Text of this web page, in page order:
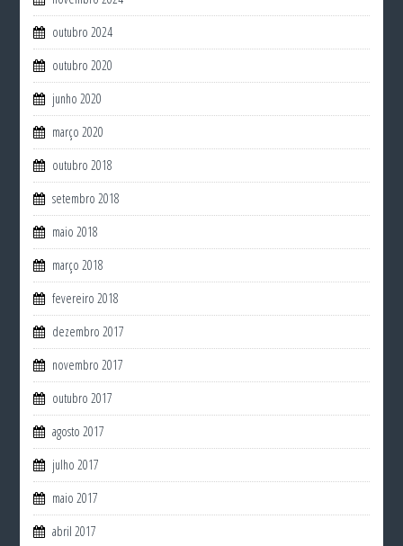
outubro 2024
outubro 2020
junho 2020
março 2020
outubro 2018
setembro 2018
maio 2018
março 2018
fevereiro 2018
dezembro 2017
novembro 2017
outubro 2017
agosto 2017
julho 2017
maio 2017
abril 2017